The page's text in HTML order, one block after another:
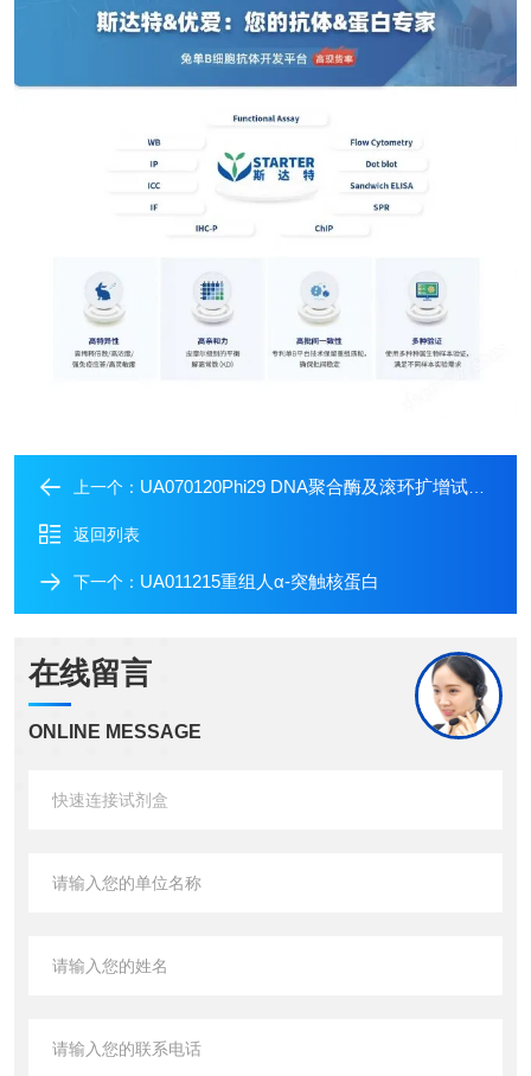
上一个： UA070120Phi29 DNA聚合酶及滚环扩增试剂盒
返回列表
下一个： UA011215重组人α-突触核蛋白
在线留言
ONLINE MESSAGE